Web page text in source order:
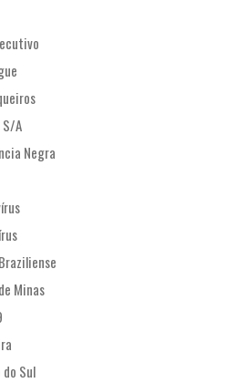
A
Negra
Minas
Sul